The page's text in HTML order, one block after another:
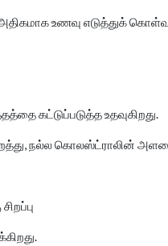
உணவு எடுத்துக்
கட்டுப்படுத்த உதவுகிறது.
நல்ல கொலஸ்ட்ராலின் அளவை